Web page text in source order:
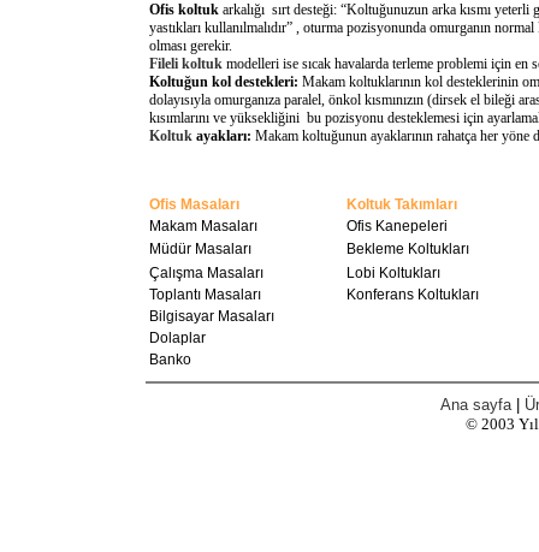
Ofis koltuk arkalığı sırt desteği: “Koltuğunuzun arka kısmı
yastıkları kullanılmalıdır” , oturma pozisyonunda omurganın
olması gerekir.
Fileli koltuk modelleri ise sıcak havalarda terleme problemi için
Koltuğun kol destekleri: Makam koltuklarının kol desteklerinin
dolayısıyla omurganıza paralel, önkol kısmınızın (dirsek el bileği
kısımlarını ve yüksekliğini bu pozisyonu desteklemesi için
Koltuk ayakları: Makam koltuğunun ayaklarının rahatça her
Ofis Masaları
Koltuk Takımları
Makam Masaları
Ofis Kanepeleri
Müdür Masaları
Bekleme Koltukları
Çalışma Masaları
Lobi Koltukları
Toplantı Masaları
Konferans Koltukları
Bilgisayar Masaları
Dolaplar
Banko
Ana sayfa
© 2003